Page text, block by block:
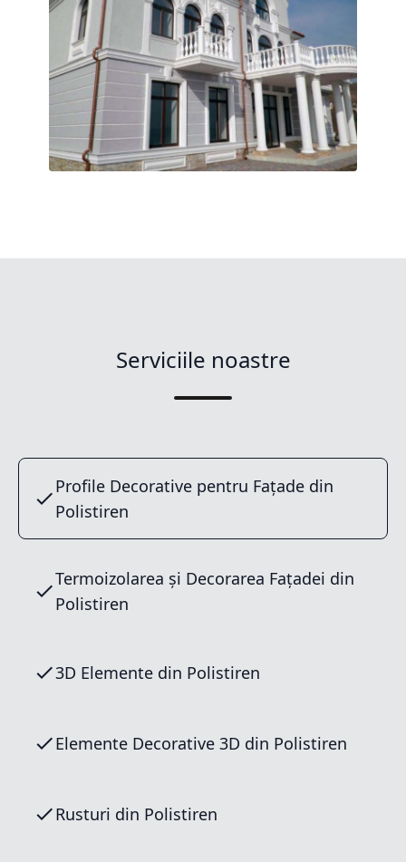
Serviciile noastre
Profile Decorative pentru Fațade din
Polistiren
Termoizolarea și Decorarea Fațadei din
Polistiren
3D Elemente din Polistiren
Elemente Decorative 3D din Polistiren
Rusturi din Polistiren